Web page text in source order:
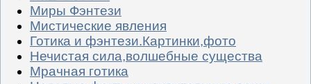
Миры Фэнтези
Мистические явления
Готика и фэнтези.Картинки,фото
Нечистая сила,волшебные существа
Мрачная готика